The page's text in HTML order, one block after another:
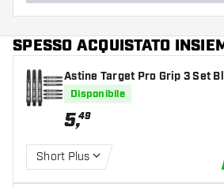
SPESSO ACQUISTATO
Astine Target Pro Grip 3 Set
Disponibile
5,49
Short Plus